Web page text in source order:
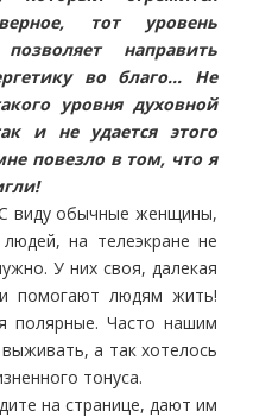
тот уровень
направить
во благо… Не
уровня духовной
и не удается этого
повезло в том, что я
виду обычные женщины,
на телеэкране не
У них своя, далекая
помогают людям жить!
Часто нашим
а так хотелось
тонуса.
на странице, дают им